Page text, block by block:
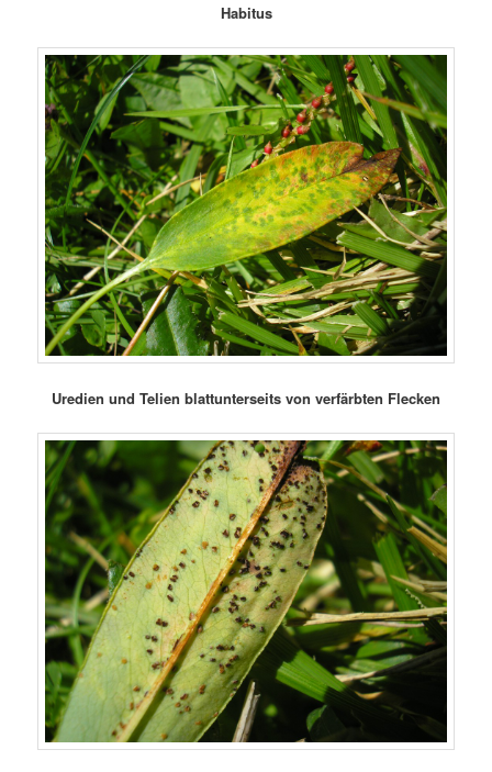
Habitus
Uredien und Telien blattunterseits von verfärbten Flecken